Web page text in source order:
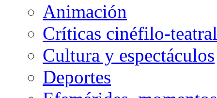
Animación
Críticas cinéfilo-
Cultura y espectáculos
Deportes